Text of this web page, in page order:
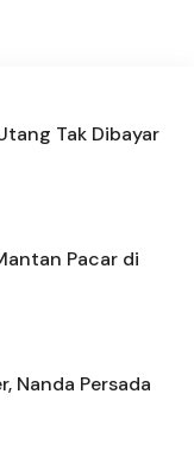
Tak Dibayar
Pacar di
Nanda Persada